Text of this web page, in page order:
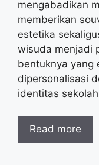
mengabadikan
memberikan
estetika
wisuda menjadi
bentuknya yang
dipersonalisasi
identitas
Read more